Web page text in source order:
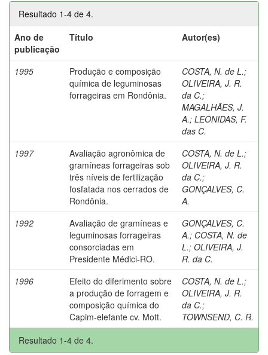
Resultado 1-4 de 4.
Ano de
publicação
Título Autor(es)
1995
Produção e composição
química de leguminosas
forrageiras em Rondônia.
COSTA, N. de L.;
OLIVEIRA, J. R.
da C.;
MAGALHÃES, J.
A.; LEÔNIDAS, F.
das C.
1997
Avaliação agronômica de
gramíneas forrageiras sob
três níveis de fertilização
fosfatada nos cerrados de
Rondônia.
COSTA, N. de L.;
OLIVEIRA, J. R.
da C.;
GONÇALVES, C.
A.
1992
Avaliação de gramíneas e
leguminosas forrageiras
consorciadas em
Presidente Médici-RO.
GONÇALVES, C.
A.; COSTA, N. de
L.; OLIVEIRA, J.
R. da C.
1996
Efeito do diferimento sobre
a produção de forragem e
composição química do
Capim-elefante cv. Mott.
COSTA, N. de L.;
OLIVEIRA, J. R.
da C.;
TOWNSEND, C. R.
Resultado 1-4 de 4.